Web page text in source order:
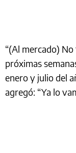
“(Al mercado)
próximas
enero y julio del
agregó: “Ya lo